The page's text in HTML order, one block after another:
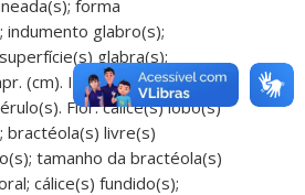
forma
glabro(s);
glabra(s);
(cm). Inflorescência: local
Flor: cálice(s) lobo(s)
bractéola(s) livre(s)
tamanho da bractéola(s)
cálice(s) fundido(s);